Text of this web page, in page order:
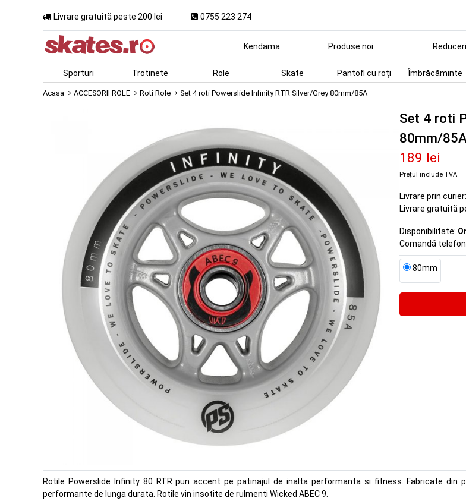
Livrare gratuită peste 200 lei 0755 223 274
Kendama Produse noi Reduceri
Sporturi Trotinete Role Skate Pantofi cu roți Îmbrăcăminte
Acasa ACCESORII ROLE Roti Role Set 4 roti Powerslide Infinity RTR Silver/Grey 80mm/85A
Set 4 roti
80mm/
189 lei
Prețul include TVA
Livrare prin curier:
Livrare gratuită
Disponibilitate:
Comandă
80mm
Rotile Powerslide Infinity 80 RTR pun accent pe patinajul de inalta performanta si fitness. Fabricate din
performante de lunga durata. Rotile vin insotite de rulmenti Wicked ABEC 9.